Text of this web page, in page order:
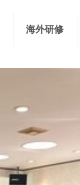
海外研修